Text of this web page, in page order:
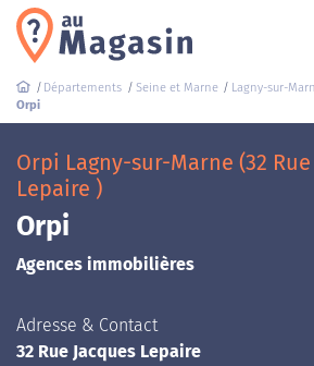
Départements Seine et Marne Lagny-sur-
Orpi
Orpi Lagny-sur-Marne (32
Lepaire )
Orpi
Agences immobilières
Adresse & Contact
32 Rue Jacques Lepaire